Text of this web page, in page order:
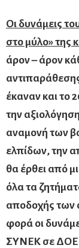
Οι δυνάμεις
στο μύλο» της
άρον – άρον
έκαναν και το
την
αναμονή των
ελπίδων, την
θα έρθει από
όλα τα
αποδοχής των
φορά οι
ΣΥΝΕΚ σε ΔΟΕ